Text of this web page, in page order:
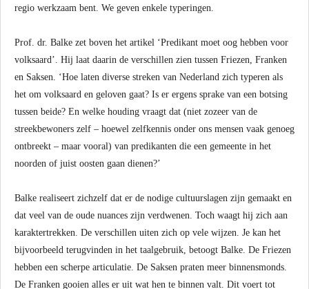
regio werkzaam bent. We geven enkele typeringen.
Prof. dr. Balke zet boven het artikel ‘Predikant moet oog hebben voor
volksaard’. Hij laat daarin de verschillen zien tussen Friezen, Franken
en Saksen. ‘Hoe laten diverse streken van Nederland zich typeren als
het om volksaard en geloven gaat? Is er ergens sprake van een botsing
tussen beide? En welke houding vraagt dat (niet zozeer van de
streekbewoners zelf – hoewel zelfkennis onder ons mensen vaak genoeg
ontbreekt – maar vooral) van predikanten die een gemeente in het
noorden of juist oosten gaan dienen?’
Balke realiseert zichzelf dat er de nodige cultuurslagen zijn gemaakt en
dat veel van de oude nuances zijn verdwenen. Toch waagt hij zich aan
karaktertrekken. De verschillen uiten zich op vele wijzen. Je kan het
bijvoorbeeld terugvinden in het taalgebruik, betoogt Balke. De Friezen
hebben een scherpe articulatie. De Saksen praten meer binnensmonds.
De Franken gooien alles er uit wat hen te binnen valt. Dit voert tot